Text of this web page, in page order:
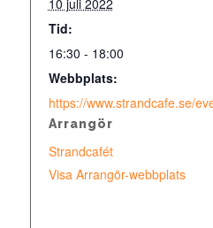
10 juli 2022
Tid:
16:30 - 18:00
Webbplats:
https://www.strandcafe.se/
Arrangör
Strandcafét
Visa Arrangör-webbplats